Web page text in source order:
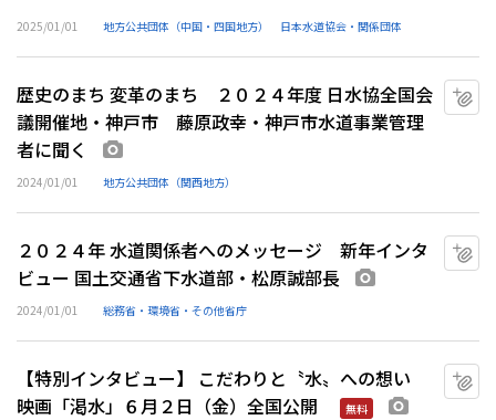
2025/01/01 地方公共団体（中国・四国地方） 日本水道協会・関係団体
歴史のまち 変革のまち ２０２４年度 日水協全国会
議開催地・神戸市 藤原政幸・神戸市水道事業管理
者に聞く
2024/01/01 地方公共団体（関西地方）
２０２４年 水道関係者へのメッセージ 新年インタ
ビュー 国土交通省下水道部・松原誠部長
2024/01/01 総務省・環境省・その他省庁
【特別インタビュー】 こだわりと〝水〟への想い
映画「渇水」６月２日（金）全国公開
無料 画像あり